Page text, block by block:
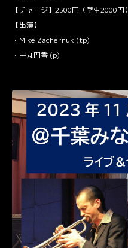
【チャージ】2500円（学生2000円）
【出演】
・Mike Zachernuk (tp)
・中丸円香 (p)